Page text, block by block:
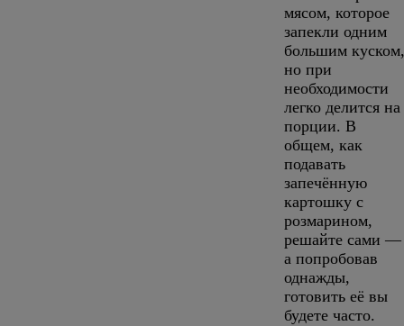
мясом, которое
запекли одним
большим куском,
но при
необходимости
легко делится на
порции. В
общем, как
подавать
запечённую
картошку с
розмарином,
решайте сами —
а попробовав
однажды,
готовить её вы
будете часто.